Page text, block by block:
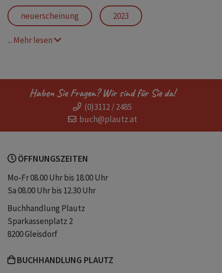
neuerscheinung 2023
ratgeber
hörbücher cd der ernährungskompass
depressive verstimmungen
ecstasy
ungekürzte lesung
... Mehr lesen
Haben Sie Fragen? Wir sind für Sie da!
(0)3112 / 2485
buch@plautz.at
ÖFFNUNGSZEITEN
Mo-Fr 08.00 Uhr bis 18.00 Uhr
Sa 08.00 Uhr bis 12.30 Uhr
Buchhandlung Plautz
Sparkassenplatz 2
8200 Gleisdorf
BUCHHANDLUNG PLAUTZ